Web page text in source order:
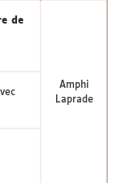
de
Amphi
Laprade